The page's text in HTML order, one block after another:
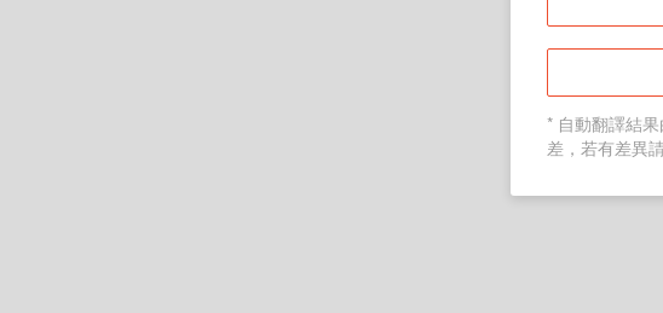
* 自動翻譯結
差，若有差異